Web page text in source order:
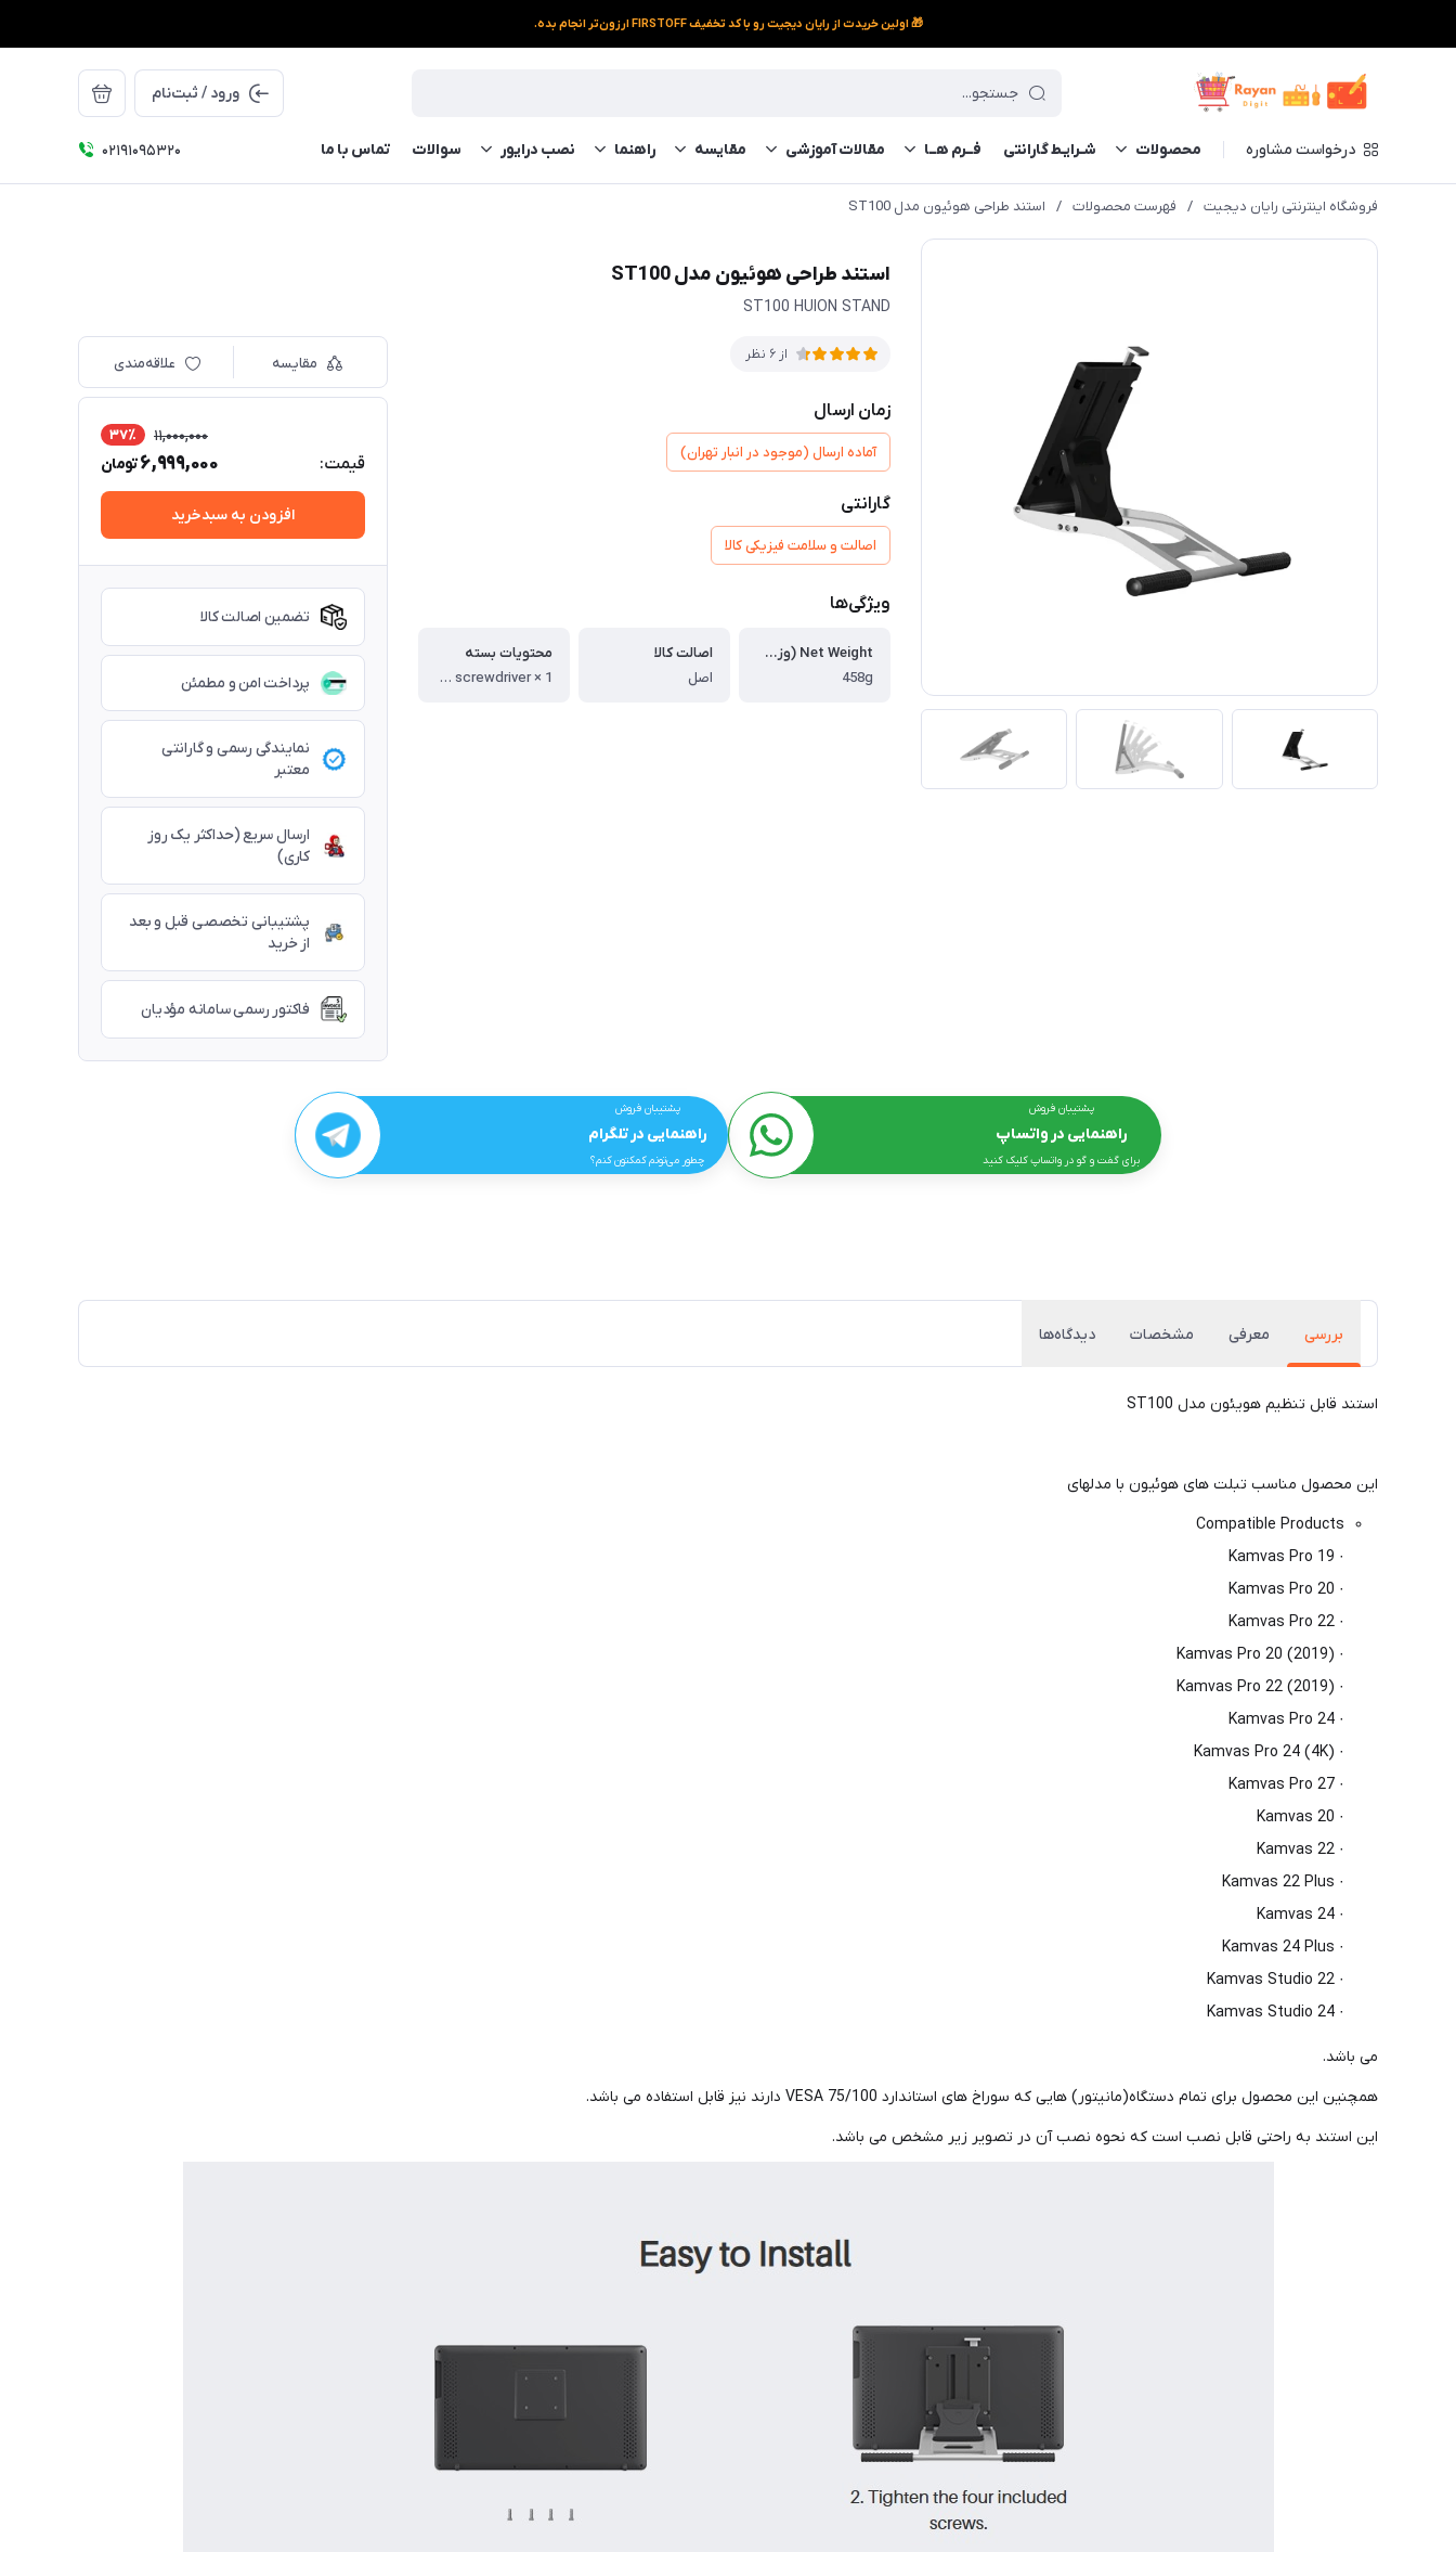
🎁 اولین خریدت از رایان دیجیت رو با کد تخفیف FIRSTOFF ارزون‌تر انجام بده.
ورود / ثبت‌نام
درخواست مشاوره محصولات شـرایـط گارانتی فــرم‌ هــا مقالات آموزشی مقایسه راهنما نصب درایور سوالات تماس با ما ۰۲۱91095320
فروشگاه اینترنتی رایان دیجیت / فهرست محصولات / استند طراحی هوئیون مدل ST100
استند طراحی هوئیون مدل ST100
ST100 HUION STAND
از 6 نظر
زمان ارسال
آماده ارسال (موجود در انبار تهران)
گارانتی
اصالت و سلامت فیزیکی کالا
ویژگی‌ها
Net Weight (وزن خالص):
458g
اصالت کالا
اصل
محتویات بسته
ST100 × 1 ، L-shaped screwdriver × 1 (پیچ گوشتی ال) ، Screws (4mm × 12mm) × 4 (4عدد پیچ)
مقایسه علاقه‌مندی
قیمت:
11,000,000 37٪
6,999,000تومان
افزودن به سبدخرید
تضمین اصالت کالا
پرداخت امن و مطمئن
نمایندگی رسمی و گارانتی
معتبر
ارسال سریع (حداکثر یک روز
کاری)
پشتیبانی تخصصی قبل و بعد
از خرید
فاکتور رسمی سامانه مؤدیان
پشتیبان فروش
راهنمایی در واتساپ
برای گفت و گو در واتساپ کلیک کنید
پشتیبان فروش
راهنمایی در تلگرام
چطور می‌تونم کمکتون کنم؟
بررسی معرفی مشخصات دیدگاه‌ها
استند قابل تنظیم هویئون مدل ST100
این محصول مناسب تبلت های هوئیون با مدلهای
Compatible Products
· Kamvas Pro 19
· Kamvas Pro 20
· Kamvas Pro 22
· Kamvas Pro 20 (2019)
· Kamvas Pro 22 (2019)
· Kamvas Pro 24
· Kamvas Pro 24 (4K)
· Kamvas Pro 27
· Kamvas 20
· Kamvas 22
· Kamvas 22 Plus
· Kamvas 24
· Kamvas 24 Plus
· Kamvas Studio 22
· Kamvas Studio 24
می باشد.
همچنین این محصول برای تمام دستگاه(مانیتور) هایی که سوراخ های استاندارد VESA 75/100 دارند نیز قابل استفاده می باشد.
این استند به راحتی قابل نصب است که نحوه نصب آن در تصویر زیر مشخص می باشد.